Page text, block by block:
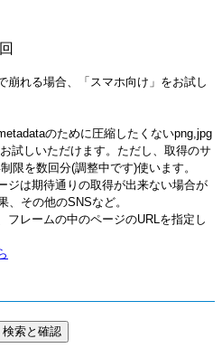
崩れる場合、「スマホ向け」をお試し
のために圧縮したくないpng,jpg
試しいただけます。ただし、取得のサ
限を数回分(調整中です)使います。
ジは期待通りの取得が出来ない場合が
、その他のSNSなど。
フレームの中のページのURLを指定し